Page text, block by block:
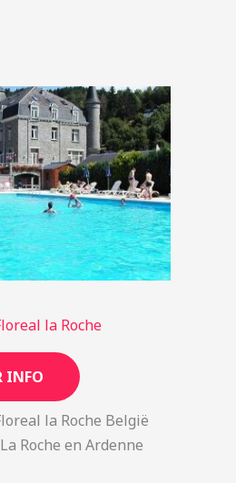
la Roche
INFO
la Roche België
Roche en Ardenne